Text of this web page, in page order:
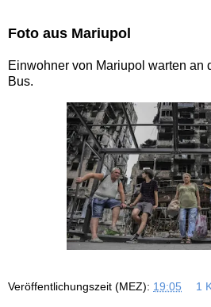
Foto aus Mariupol
Einwohner von Mariupol warten an
Bus.
Veröffentlichungszeit (MEZ): 19:05 1